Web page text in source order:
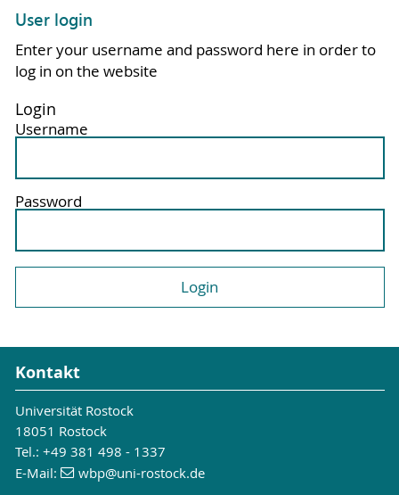
User login
Enter your username and password here in order to
log in on the website
Login
Username
Password
Kontakt
Universität Rostock
18051 Rostock
Tel.: +49 381 498 - 1337
E-Mail:
wbp@uni-rostock.de